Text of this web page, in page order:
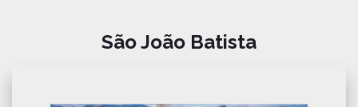
São João Batista